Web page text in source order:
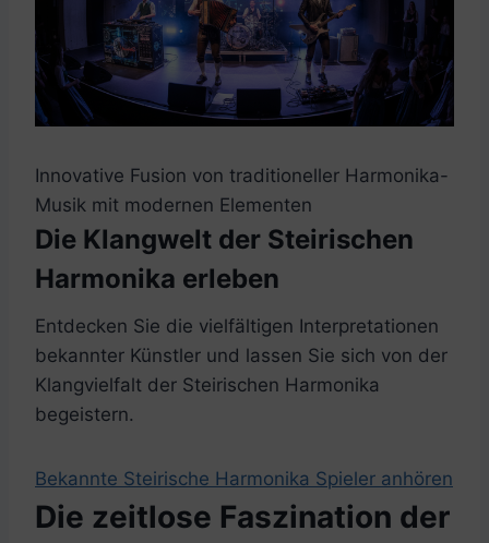
Innovative Fusion von traditioneller Harmonika-
Musik mit modernen Elementen
Die Klangwelt der Steirischen
Harmonika erleben
Entdecken Sie die vielfältigen Interpretationen
bekannter Künstler und lassen Sie sich von der
Klangvielfalt der Steirischen Harmonika
begeistern.
Bekannte Steirische Harmonika Spieler anhören
Die zeitlose Faszination der